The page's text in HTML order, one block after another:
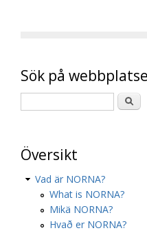
Sök på
Översikt
Vad är NORNA?
What is NORNA?
Mikä NORNA?
Hvað er NORNA?